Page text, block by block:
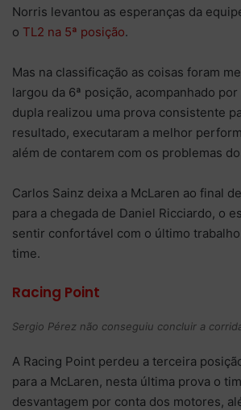
Norris levantou as esperanças da
o TL2 na 5ª posição.
Mas na classificação as coisas foram
largou da 6ª posição, acompanhado
dupla realizou uma prova consistente
resultado, executaram a melhor
além de contarem com os problemas
Carlos Sainz deixa a McLaren ao final
para a chegada de Daniel Ricciardo, o
sentir confortável com o último
time.
Racing Point
Sergio Pérez não conseguiu concluir a
A Racing Point perdeu a terceira
para a McLaren, nesta última prova o
desvantagem por conta dos motores,